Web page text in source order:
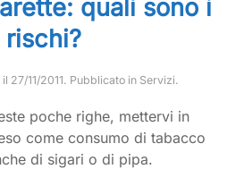
quali sono i
rischi?
il 27/11/2011. Pubblicato in Servizi.
poche righe, mettervi in
come consumo di tabacco
di sigari o di pipa.